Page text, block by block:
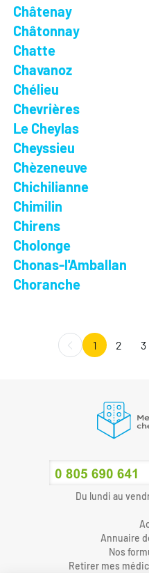
Châtenay
Châtonnay
Chatte
Chavanoz
Chélieu
Chevrières
Le Cheylas
Cheyssieu
Chèzeneuve
Chichilianne
Chimilin
Chirens
Cholonge
Chonas-l'Amballan
Choranche
1 2 3
Du lundi au
Annuaire
Nos
Retirer mes